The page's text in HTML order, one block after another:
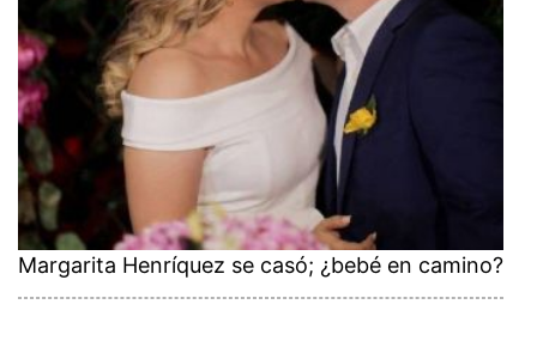
Margarita Henríquez se casó; ¿bebé en camino?